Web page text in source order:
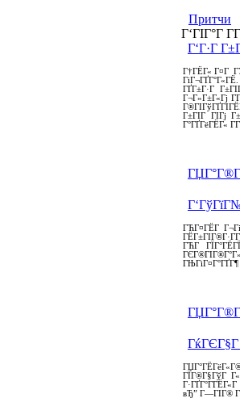
Притчи
Г‘ГІГ°Г
Г‘Г·Г
Г†ГЁГ« Г¤Г
ГҐГ±Г·Г
Г¬Г»Г±Г«Гј
Г±ГІГ ГІГј
Г°ГҐГёГЁГ«
ГЋГ¤ГЁГ­
ГЋГ­
ГЇГ®Г§ГўГ
вЂ” Г—ГІГ®